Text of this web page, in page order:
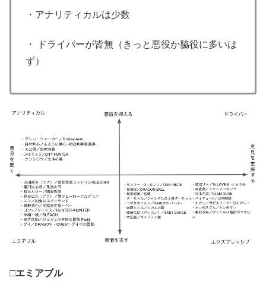
・アナリティカルは少数
・ ドライバーが皆無（きっと悪役か脇役に多いは
ず）
□エミアブル